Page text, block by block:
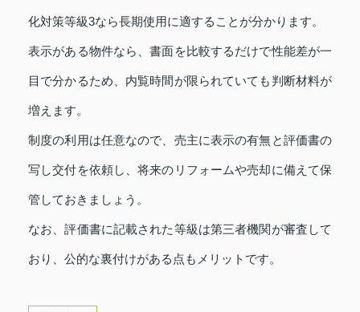
化対策等級3なら長期使用に適することが分かります。
表示がある物件なら、書面を比較するだけで性能差が一
目で分かるため、内覧時間が限られていても判断材料が
増えます。
制度の利用は任意なので、売主に表示の有無と評価書の
写し交付を依頼し、将来のリフォームや売却に備えて保
管しておきましょう。
なお、評価書に記載された等級は第三者機関が審査して
おり、公的な裏付けがある点もメリットです。